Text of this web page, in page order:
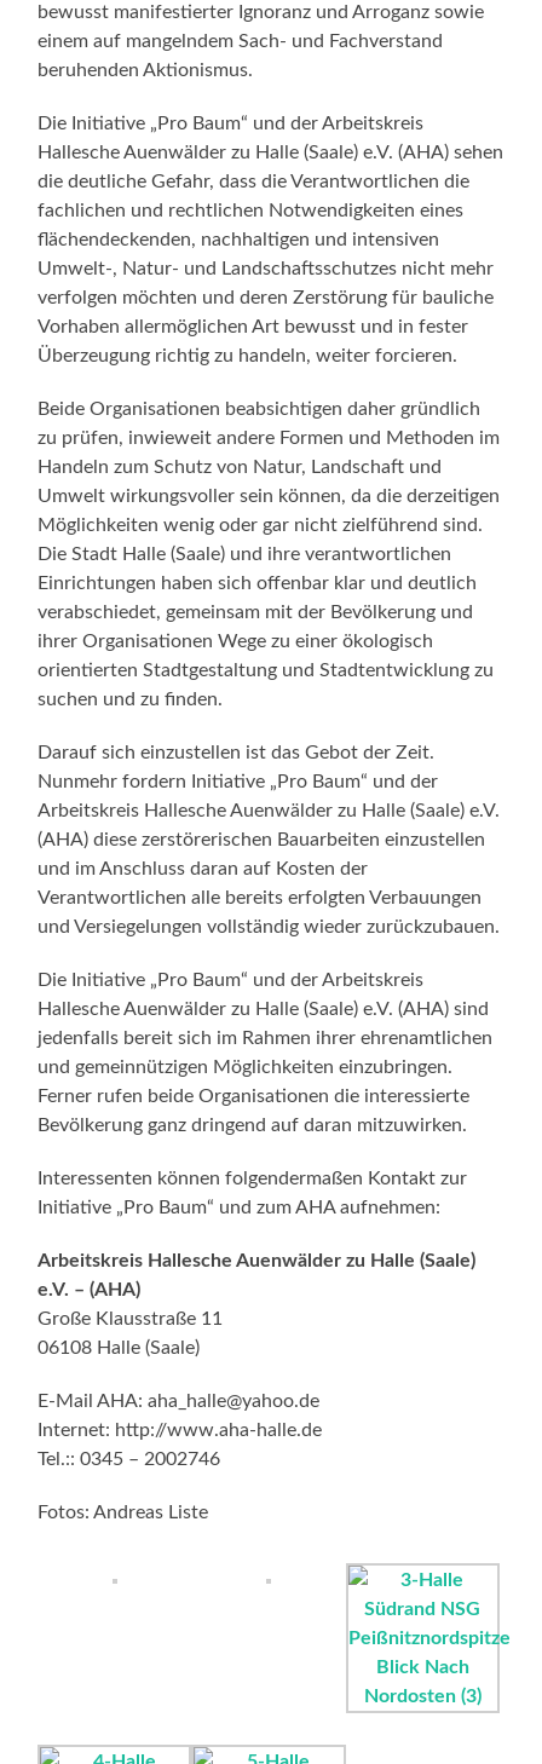
bewusst manifestierter Ignoranz und Arroganz sowie
einem auf mangelndem Sach- und Fachverstand
beruhenden Aktionismus.
Die Initiative „Pro Baum“ und der Arbeitskreis
Hallesche Auenwälder zu Halle (Saale) e.V. (AHA) sehen
die deutliche Gefahr, dass die Verantwortlichen die
fachlichen und rechtlichen Notwendigkeiten eines
flächendeckenden, nachhaltigen und intensiven
Umwelt-, Natur- und Landschaftsschutzes nicht mehr
verfolgen möchten und deren Zerstörung für bauliche
Vorhaben allermöglichen Art bewusst und in fester
Überzeugung richtig zu handeln, weiter forcieren.
Beide Organisationen beabsichtigen daher gründlich
zu prüfen, inwieweit andere Formen und Methoden im
Handeln zum Schutz von Natur, Landschaft und
Umwelt wirkungsvoller sein können, da die derzeitigen
Möglichkeiten wenig oder gar nicht zielführend sind.
Die Stadt Halle (Saale) und ihre verantwortlichen
Einrichtungen haben sich offenbar klar und deutlich
verabschiedet, gemeinsam mit der Bevölkerung und
ihrer Organisationen Wege zu einer ökologisch
orientierten Stadtgestaltung und Stadtentwicklung zu
suchen und zu finden.
Darauf sich einzustellen ist das Gebot der Zeit.
Nunmehr fordern Initiative „Pro Baum“ und der
Arbeitskreis Hallesche Auenwälder zu Halle (Saale) e.V.
(AHA) diese zerstörerischen Bauarbeiten einzustellen
und im Anschluss daran auf Kosten der
Verantwortlichen alle bereits erfolgten Verbauungen
und Versiegelungen vollständig wieder zurückzubauen.
Die Initiative „Pro Baum“ und der Arbeitskreis
Hallesche Auenwälder zu Halle (Saale) e.V. (AHA) sind
jedenfalls bereit sich im Rahmen ihrer ehrenamtlichen
und gemeinnützigen Möglichkeiten einzubringen.
Ferner rufen beide Organisationen die interessierte
Bevölkerung ganz dringend auf daran mitzuwirken.
Interessenten können folgendermaßen Kontakt zur
Initiative „Pro Baum“ und zum AHA aufnehmen:
Arbeitskreis Hallesche Auenwälder zu Halle (Saale)
e.V. – (AHA)
Große Klausstraße 11
06108 Halle (Saale)
E-Mail AHA: aha_halle@yahoo.de
Internet: http://www.aha-halle.de
Tel.:: 0345 – 2002746
Fotos: Andreas Liste